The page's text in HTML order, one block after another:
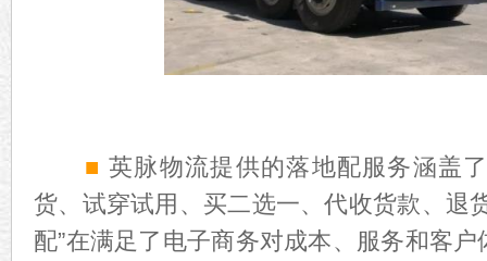
■英脉物流提供的落地配服务涵盖
货、试穿试用、买二选一、代收货款、退
配”在满足了电子商务对成本、服务和客